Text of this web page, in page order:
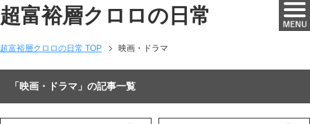
超富裕層クロロの日常
超富裕層クロロの日常 TOP 映画・ドラマ
「映画・ドラマ」の記事一覧